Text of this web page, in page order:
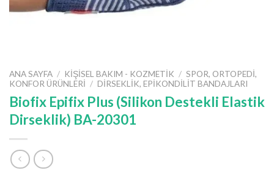
ANA SAYFA / KIŞISEL BAKIM - KOZMETIK / SPOR, ORTOPEDI,
KONFOR ÜRÜNLERI / DIRSEKLIK, EPIKONDILIT BANDAJLARI
Biofix Epifix Plus (Silikon Destekli Elastik
Dirseklik) BA-20301